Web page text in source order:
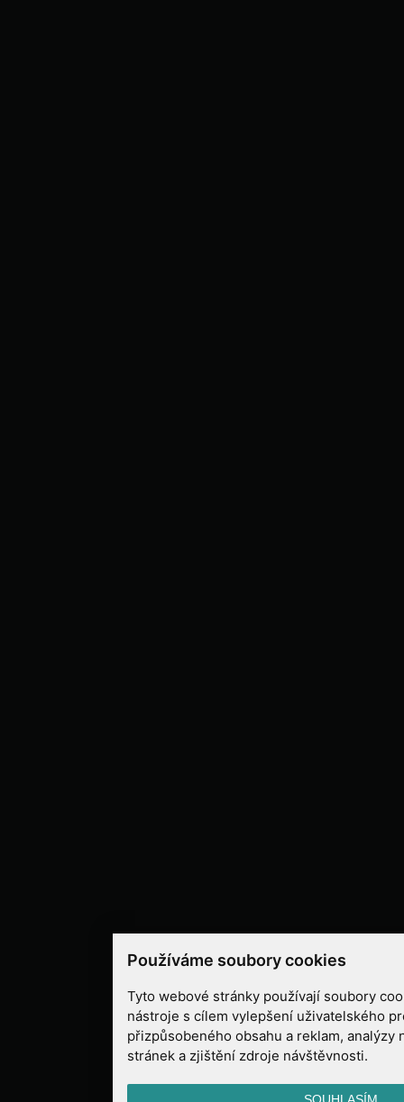
Používáme soubory cookies
Tyto webové stránky používají soubory
nástroje s cílem vylepšení uživatelského
přizpůsobeného obsahu a reklam, analýzy
stránek a zjištění zdroje návštěvnosti.